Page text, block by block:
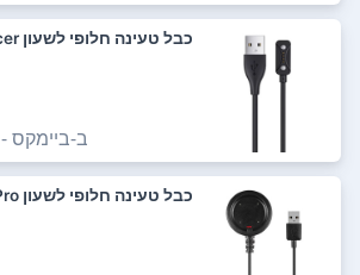
כבל טעינה חלופי לשעון Polar Pacer
ב-ביימקס - BuyMax
כבל טעינה חלופי לשעון Polar GRIT X Pro